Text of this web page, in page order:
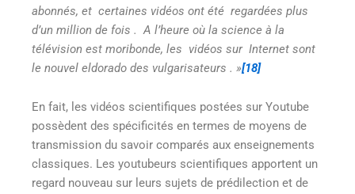
abonnés, et certaines vidéos ont été regardées plus
d’un million de fois . A l’heure où la science à la
télévision est moribonde, les vidéos sur Internet sont
le nouvel eldorado des vulgarisateurs . »[18]
En fait, les vidéos scientifiques postées sur Youtube
possèdent des spécificités en termes de moyens de
transmission du savoir comparés aux enseignements
classiques. Les youtubeurs scientifiques apportent un
regard nouveau sur leurs sujets de prédilection et de